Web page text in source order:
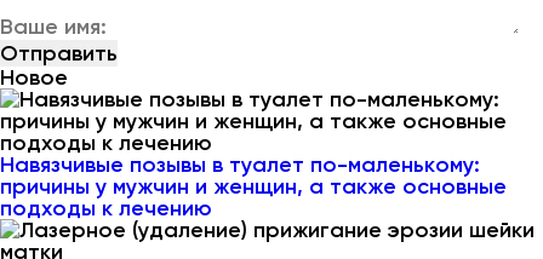
Новое
Навязчивые позывы в туалет по-маленькому:
причины у мужчин и женщин, а также основные
подходы к лечению